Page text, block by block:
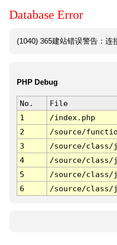
Database Error
(1040) 365建站错误警告：连
PHP Debug
No. File
1
/index.php
2
/source/
3
/source/class/
4
/source/class/
5
/source/class/
6
/source/class/